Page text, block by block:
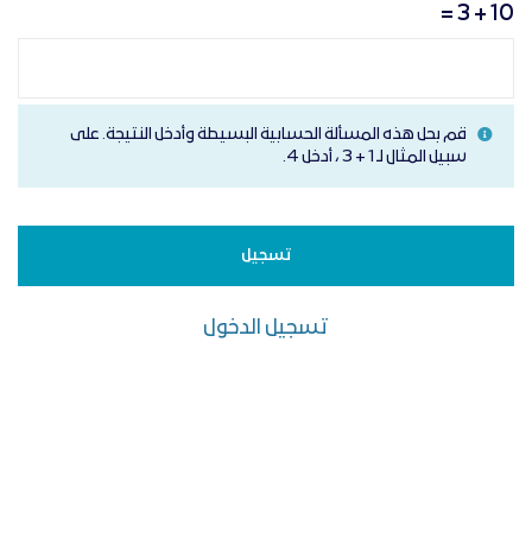
10 + 3 =
قم بحل هذه المسألة الحسابية البسيطة وأدخل النتيجة. على
سبيل المثال لـ 1 + 3 ، أدخل 4.
تسجيل الدخول